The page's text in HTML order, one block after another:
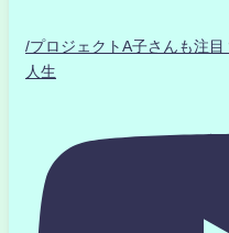
/プロジェクトA子さんも注
人生